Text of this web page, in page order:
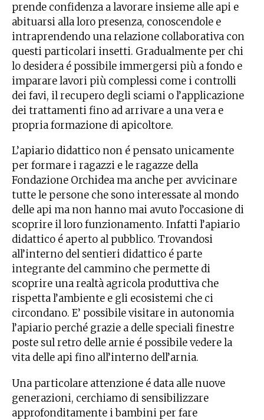
prende confidenza a lavorare insieme alle api e
abituarsi alla loro presenza, conoscendole e
intraprendendo una relazione collaborativa con
questi particolari insetti. Gradualmente per chi
lo desidera é possibile immergersi più a fondo e
imparare lavori più complessi come i controlli
dei favi, il recupero degli sciami o l’applicazione
dei trattamenti fino ad arrivare a una vera e
propria formazione di apicoltore.
L’apiario didattico non é pensato unicamente
per formare i ragazzi e le ragazze della
Fondazione Orchidea ma anche per avvicinare
tutte le persone che sono interessate al mondo
delle api ma non hanno mai avuto l’occasione di
scoprire il loro funzionamento. Infatti l’apiario
didattico é aperto al pubblico. Trovandosi
all’interno del sentieri didattico é parte
integrante del cammino che permette di
scoprire una realtà agricola produttiva che
rispetta l’ambiente e gli ecosistemi che ci
circondano. E’ possibile visitare in autonomia
l’apiario perché grazie a delle speciali finestre
poste sul retro delle arnie é possibile vedere la
vita delle api fino all’interno dell’arnia.
Una particolare attenzione é data alle nuove
generazioni, cerchiamo di sensibilizzare
approfonditamente i bambini per fare